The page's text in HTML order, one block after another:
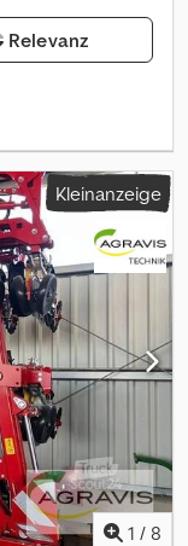
Relevanz
Kleinanzeige
1 / 8